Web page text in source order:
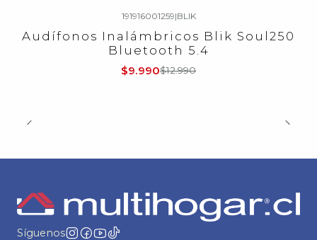
-23%OFF
191916001259|BLIK
Audífonos Inalámbricos Blik Soul250
Bluetooth 5.4
$9.990$12.990
Síguenos